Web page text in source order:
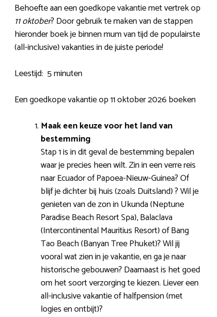
Behoefte aan een goedkope vakantie met vertrek op
11 oktober? Door gebruik te maken van de stappen
hieronder boek je binnen mum van tijd de populairste
(all-inclusive) vakanties in de juiste periode!
Leestijd: 5 minuten
Een goedkope vakantie op 11 oktober 2026 boeken
Maak een keuze voor het land van
bestemming
Stap 1 is in dit geval de bestemming bepalen
waar je precies heen wilt. Zin in een verre reis
naar Ecuador of Papoea-Nieuw-Guinea? Of
blijf je dichter bij huis (zoals Duitsland) ? Wil je
genieten van de zon in Ukunda (Neptune
Paradise Beach Resort Spa), Balaclava
(Intercontinental Mauritius Resort) of Bang
Tao Beach (Banyan Tree Phuket)? Wil jij
vooral wat zien in je vakantie, en ga je naar
historische gebouwen? Daarnaast is het goed
om het soort verzorging te kiezen. Liever een
all-inclusive vakantie of halfpension (met
logies en ontbijt)?